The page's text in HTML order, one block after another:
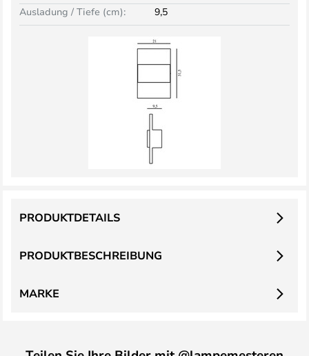
Ausladung / Tiefe (cm): 9,5
PRODUKTBESCHREIBUNG
PRODUKTDETAILS
MARKE